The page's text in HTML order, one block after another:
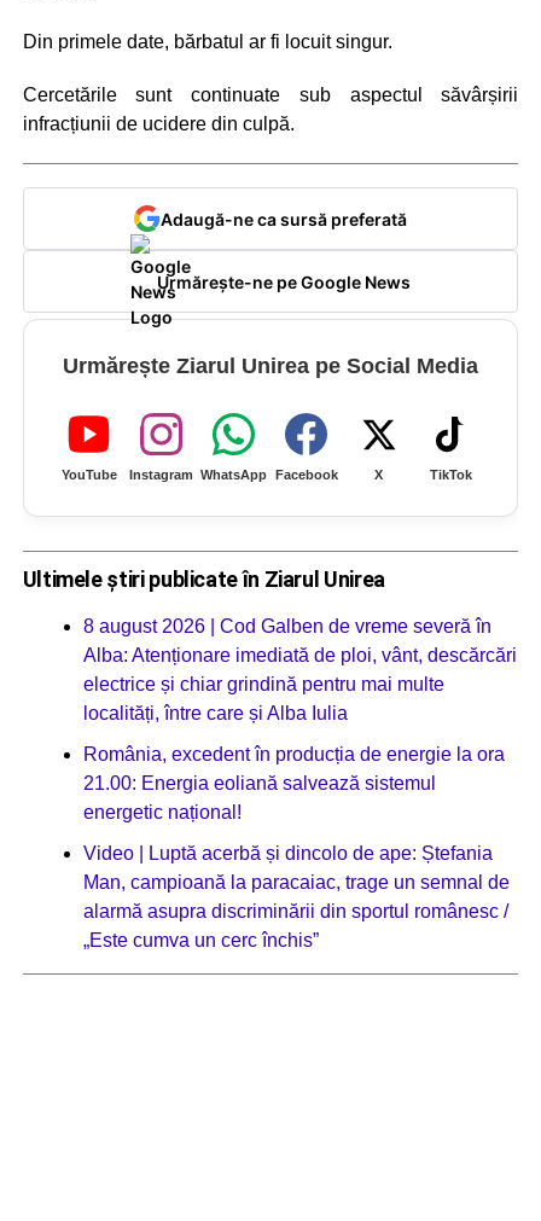
Din primele date, bărbatul ar fi locuit singur.
Cercetările sunt continuate sub aspectul săvârșirii
infracțiunii de ucidere din culpă.
Adaugă-ne ca sursă preferată
Urmărește-ne pe Google News
Urmărește Ziarul Unirea pe Social Media
YouTube Instagram WhatsApp Facebook X TikTok
Ultimele știri publicate în Ziarul Unirea
8 august 2026 | Cod Galben de vreme severă în
Alba: Atenționare imediată de ploi, vânt, descărcări
electrice și chiar grindină pentru mai multe
localități, între care și Alba Iulia
România, excedent în producția de energie la ora
21.00: Energia eoliană salvează sistemul
energetic național!
Video | Luptă acerbă și dincolo de ape: Ștefania
Man, campioană la paracaiac, trage un semnal de
alarmă asupra discriminării din sportul românesc /
„Este cumva un cerc închis”